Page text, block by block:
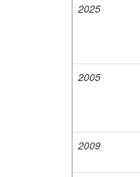
2025
2005
2009